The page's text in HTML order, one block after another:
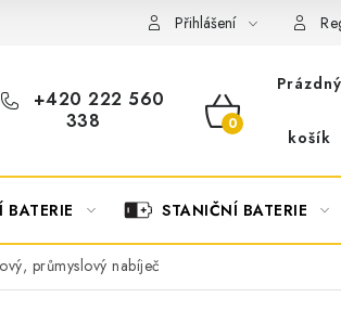
OBCHODNÍ PODMÍNKY OCHRANA
Přihlášení
+420 222 560
338
NÁKUPNÍ
Prázdný
košík
BATERIE STANIČNÍ BATERIE
průmyslový nabíječ